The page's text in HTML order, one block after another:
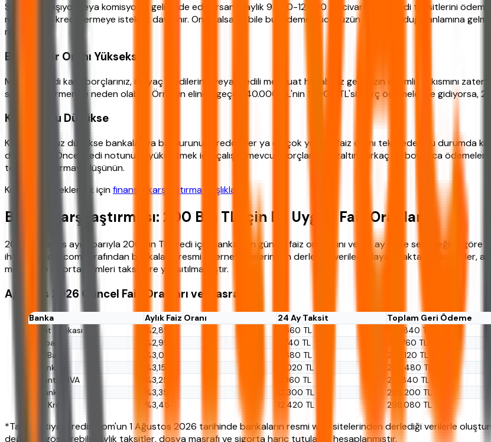
Serbest çalışıyor veya komisyonla gelir elde ediyorsanız, aylık 9.000-12.000 TL civarındaki kredi taksitlerini
müşterilere kredi vermeye isteksiz davranır. Onay alsanız bile bu, ödeme gücünüzün yüksek olduğu anlamına
risktir.
Borç/Gelir Oranı Yüksekse
Mevcut kredi kartı borçlarınız, ihtiyaç kredileriniz veya kredili mevduat hesabınız gelirinizin önemli bir kısmını
sarmalına girmenize neden olabilir. Örneğin elinize geçen 40.000 TL'nin 18.000 TL'si borç ödemelerine gidiyorsa,
Kredi Notu Düşükse
Kredi notunuz düşükse bankalar ya başvurunuzu reddeder ya da çok yüksek faiz oranı teklif eder. Bu durumda
dönüşebilir. Önce kredi notunuzu yükseltmek için çalışın; mevcut borçlarınızı azaltın, birkaç ay boyunca
tekrar başvurmayı düşünün.
Konuyu desteklemek içinfinansal karşılaştırma başlıkları
Banka Karşılaştırması: 200 Bin TL İçin En Uygun Faiz Oranları
2026 Ağustos ayı itibarıyla 200 Bin TL kredi için bankaların güncel faiz oranlarını ve 24 ay vade seçeneğine göre
ihtiyackredisi.com tarafından bankaların resmi internet sitelerinden derlenen verilere dayanmaktadır. Bu veriler,
masrafı ve sigorta primleri taksitlere yansıtılmamıştır.
Ağustos 2026 Güncel Faiz Oranları ve Masraflar
Banka Aylık Faiz Oranı 24 Ay Taksit Toplam Geri Ödeme
Ziraat Bankası
%2,89 11.660 TL 279.840 TL
Halkbank
%2,95 11.740 TL 281.760 TL
VakıfBank
%3,05 11.880 TL 285.120 TL
İş Bankası
%3,15 12.020 TL 288.480 TL
Garanti BBVA
%3,25 12.160 TL 291.840 TL
Akbank
%3,35 12.300 TL 295.200 TL
Yapı Kredi
%3,45 12.420 TL 298.080 TL
*Tablo, ihtiyackredisi.com'un 1 Ağustos 2026 tarihinde bankaların resmi web sitelerinden derlediği verilerle
değişiklik gösterebilir. Aylık taksitler, dosya masrafı ve sigorta hariç tutularak hesaplanmıştır.